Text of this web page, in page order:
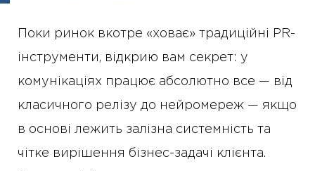
Поки ринок вкотре «ховає» традиційні PR-
інструменти, відкрию вам секрет: у
комунікаціях працює абсолютно все — від
класичного релізу до нейромереж — якщо
в основі лежить залізна системність та
чітке вирішення бізнес-задачі клієнта.